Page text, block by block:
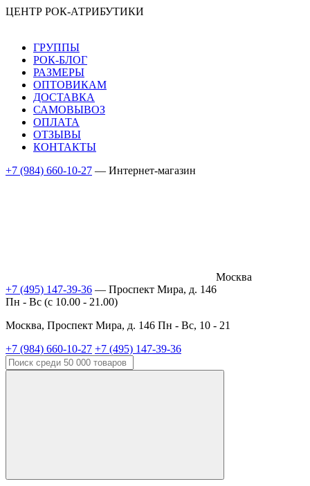
ЦЕНТР РОК-АТРИБУТИКИ
ГРУППЫ
РОК-БЛОГ
РАЗМЕРЫ
ОПТОВИКАМ
ДОСТАВКА
САМОВЫВОЗ
ОПЛАТА
ОТЗЫВЫ
КОНТАКТЫ
+7 (984) 660-10-27 — Интернет-магазин
Москва
+7 (495) 147-39-36 — Проспект Мира, д. 146
Пн - Вс (c 10.00 - 21.00)
Москва, Проспект Мира, д. 146 Пн - Вс, 10 - 21
+7 (984) 660-10-27 +7 (495) 147-39-36